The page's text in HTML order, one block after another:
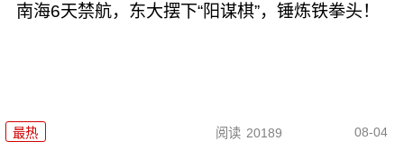
南海6天禁航，东大摆下“阳谋棋”，锤炼铁拳头！
最热 阅读 20189 08-04